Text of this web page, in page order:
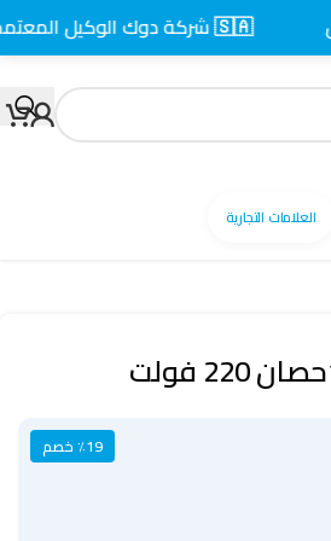
العلامات التجارية
٪19 خصم